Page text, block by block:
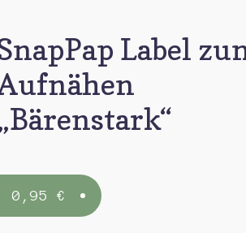
Label
0,95€